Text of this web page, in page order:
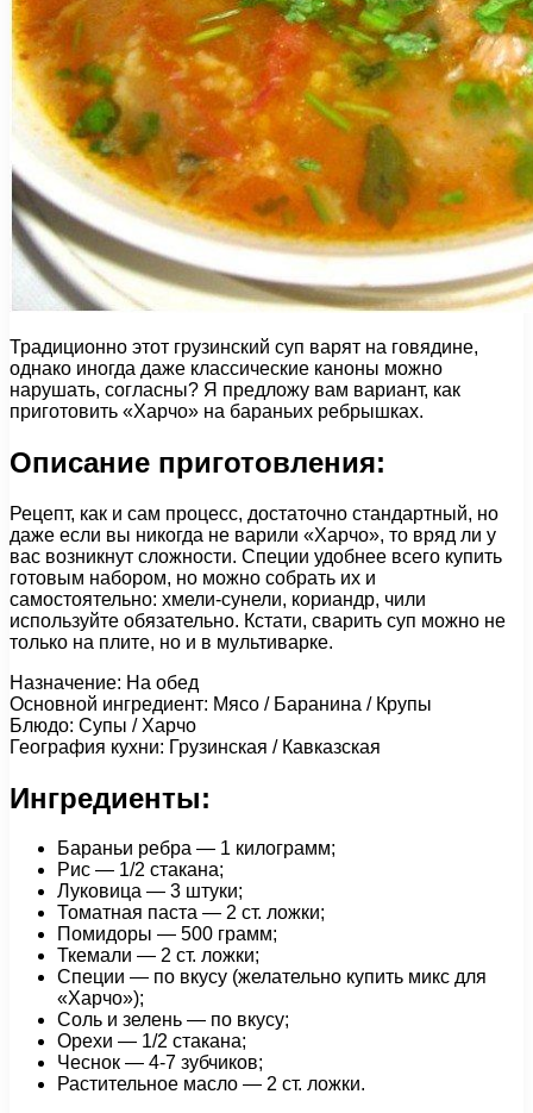
Традиционно этот грузинский суп варят на говядине,
однако иногда даже классические каноны можно
нарушать, согласны? Я предложу вам вариант, как
приготовить «Харчо» на бараньих ребрышках.
Описание приготовления:
Рецепт, как и сам процесс, достаточно стандартный, но
даже если вы никогда не варили «Харчо», то вряд ли у
вас возникнут сложности. Специи удобнее всего купить
готовым набором, но можно собрать их и
самостоятельно: хмели-сунели, кориандр, чили
используйте обязательно. Кстати, сварить суп можно не
только на плите, но и в мультиварке.
Назначение: На обед
Основной ингредиент: Мясо / Баранина / Крупы
Блюдо: Супы / Харчо
География кухни: Грузинская / Кавказская
Ингредиенты:
Бараньи ребра — 1 килограмм;
Рис — 1/2 стакана;
Луковица — 3 штуки;
Томатная паста — 2 ст. ложки;
Помидоры — 500 грамм;
Ткемали — 2 ст. ложки;
Специи — по вкусу (желательно купить микс для
«Харчо»);
Соль и зелень — по вкусу;
Орехи — 1/2 стакана;
Чеснок — 4-7 зубчиков;
Растительное масло — 2 ст. ложки.